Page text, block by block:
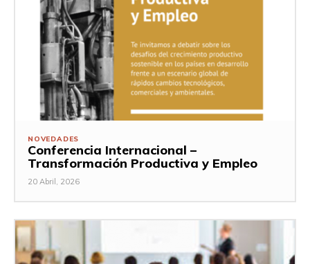
NOVEDADES
Conferencia Internacional –
Transformación Productiva y Empleo
20 Abril, 2026